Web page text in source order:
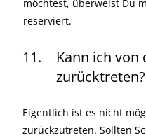
möchtest, überweist Du
reserviert.
11.
Kann ich von
zurücktreten?
Eigentlich ist es nicht
zurückzutreten. Sollten